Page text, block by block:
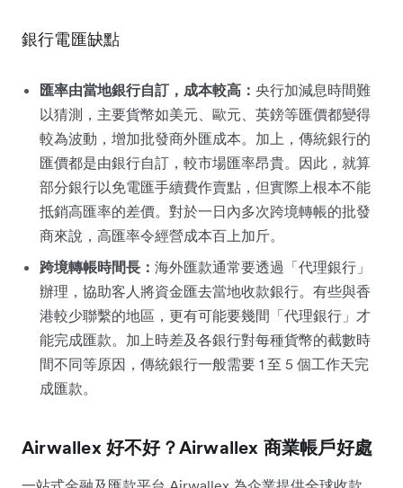
銀行電匯缺點
匯率由當地銀行自訂，成本較高： 央行加減息時間難
以猜測，主要貨幣如美元、歐元、英鎊等匯價都變得
較為波動，增加批發商外匯成本。加上，傳統銀行的
匯價都是由銀行自訂，較市場匯率昂貴。因此，就算
部分銀行以免電匯手續費作賣點，但實際上根本不能
抵銷高匯率的差價。對於一日內多次跨境轉帳的批發
商來說，高匯率令經營成本百上加斤。
跨境轉帳時間長： 海外匯款通常要透過「代理銀行」
辦理，協助客人將資金匯去當地收款銀行。有些與香
港較少聯繫的地區，更有可能要幾間「代理銀行」才
能完成匯款。加上時差及各銀行對每種貨幣的截數時
間不同等原因，傳統銀行一般需要 1 至 5 個工作天完
成匯款。
Airwallex 好不好？Airwallex 商業帳戶好處